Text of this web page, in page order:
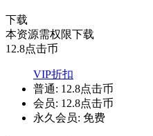
下载
本资源需权限下载
12.8点击币
VIP折扣
普通: 12.8点击币
会员: 12.8点击币
永久会员: 免费